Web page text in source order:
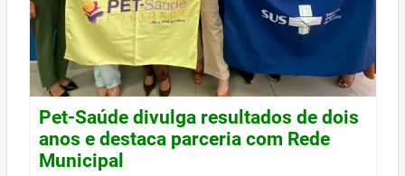
Pet-Saúde divulga resultados de dois
anos e destaca parceria com Rede
Municipal